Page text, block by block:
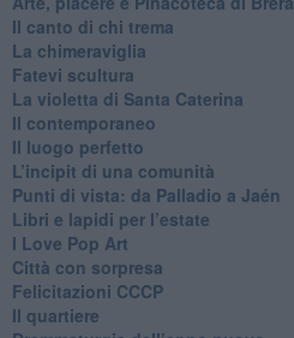
​Il canto di chi trema
La chimeraviglia
​Fatevi scultura
​La violetta di Santa Caterina
​Il contemporaneo
​Il luogo perfetto
​L’incipit di una comunità
Punti di vista: da Palladio a Jaén
​Libri e lapidi per l’estate
​I Love Pop Art
Città con sorpresa
Felicitazioni CCCP
​Il quartiere